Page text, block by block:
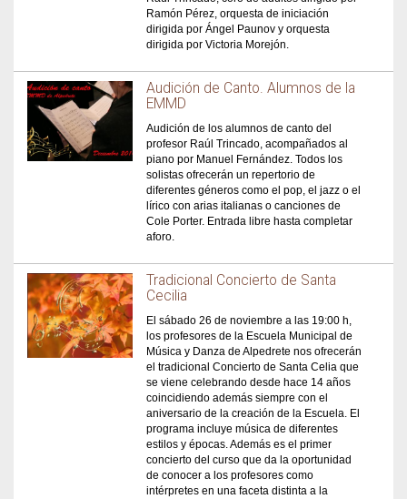
Ramón Pérez, orquesta de iniciación
dirigida por Ángel Paunov y orquesta
dirigida por Victoria Morejón.
Audición de Canto. Alumnos de la
EMMD
Audición de los alumnos de canto del
profesor Raúl Trincado, acompañados al
piano por Manuel Fernández. Todos los
solistas ofrecerán un repertorio de
diferentes géneros como el pop, el jazz o el
lírico con arias italianas o canciones de
Cole Porter. Entrada libre hasta completar
aforo.
Tradicional Concierto de Santa
Cecilia
El sábado 26 de noviembre a las 19:00 h,
los profesores de la Escuela Municipal de
Música y Danza de Alpedrete nos ofrecerán
el tradicional Concierto de Santa Celia que
se viene celebrando desde hace 14 años
coincidiendo además siempre con el
aniversario de la creación de la Escuela. El
programa incluye música de diferentes
estilos y épocas. Además es el primer
concierto del curso que da la oportunidad
de conocer a los profesores como
intérpretes en una faceta distinta a la